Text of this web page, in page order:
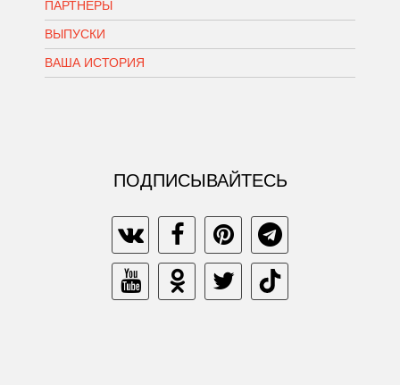
ПАРТНЕРЫ
ВЫПУСКИ
ВАША ИСТОРИЯ
ПОДПИСЫВАЙТЕСЬ